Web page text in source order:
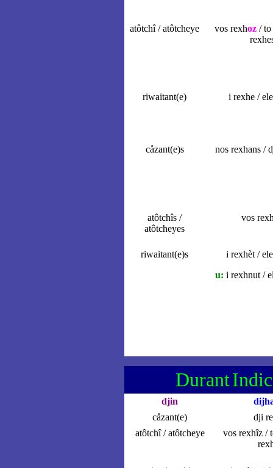
atôtchî / atôtcheye vos rexhoz/ to
riwaitant(e) i rexhe /
cåzant(e)s nos rexhans /
atôtchîs /
atôtcheyes
vos
riwaitant(e)s
i rexhèt /
u: i rexhnut /
Durant
djin
cåzant(e)
dji
atôtchî / atôtcheye
vos rexhîz /